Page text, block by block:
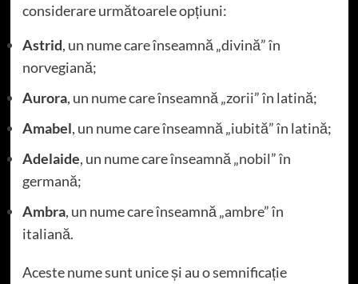
considerare următoarele opțiuni:
Astrid, un nume care înseamnă „divină” în
norvegiană;
Aurora, un nume care înseamnă „zorii” în latină;
Amabel, un nume care înseamnă „iubită” în latină;
Adelaide, un nume care înseamnă „nobil” în
germană;
Ambra, un nume care înseamnă „ambre” în
italiană.
Aceste nume sunt unice și au o semnificație